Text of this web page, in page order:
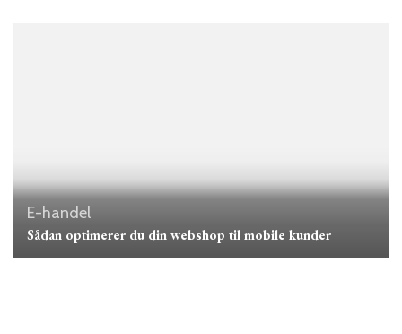
E-handel
Sådan optimerer du din webshop til mobile kunder